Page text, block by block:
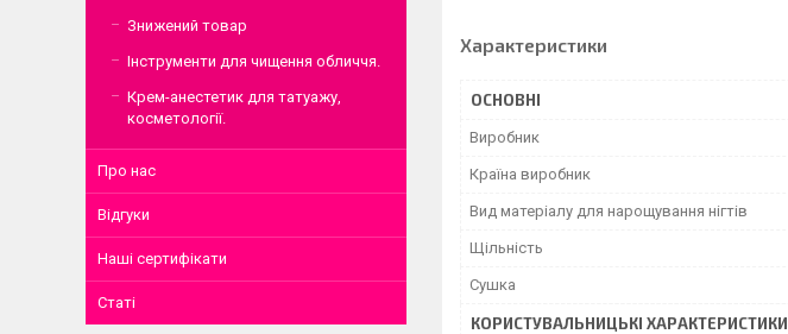
Характеристики
ОСНОВНІ
Виробник
Країна виробник
Вид матеріалу для нарощування нігтів
Щільність
Сушка
КОРИСТУВАЛЬНИЦЬКІ ХАРАКТЕРИСТИКИ
Знижений товар
Інструменти для чищення обличчя.
Крем-анестетик для татуажу,
косметології.
Про нас
Відгуки
Наші сертифікати
Статі